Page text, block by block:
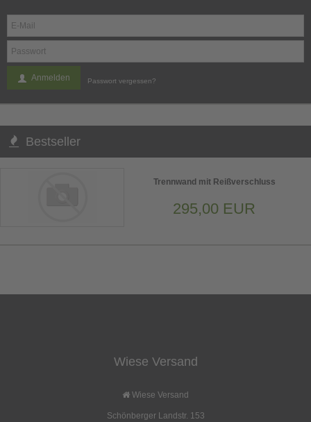
Anmelden Passwort vergessen?
Bestseller
Trennwand mit Reißverschluss
295,00 EUR
Wiese Versand
Wiese Versand
Schönberger Landstr. 153